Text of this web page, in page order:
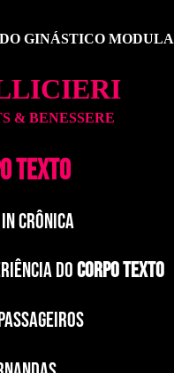
GINÁSTICO
& BENESSERE
TEXTO
CRÔNICA
DOCORPO TEXTO